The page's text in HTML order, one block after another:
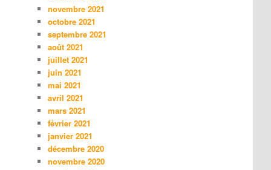
novembre 2021
octobre 2021
septembre 2021
août 2021
juillet 2021
juin 2021
mai 2021
avril 2021
mars 2021
février 2021
janvier 2021
décembre 2020
novembre 2020